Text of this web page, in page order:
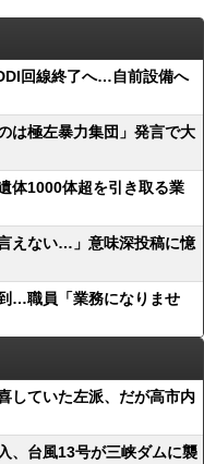
回線終了へ…自前設備へ
は極左暴力集団」発言で大
体1000体超を引き取る業
えない…」意味深投稿に憶
…職員「業務になりませ
していた左派、だが高市内
、台風13号が三峡ダムに襲